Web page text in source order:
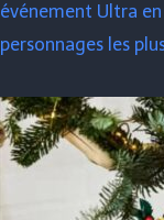
événement Ultra
personnages les